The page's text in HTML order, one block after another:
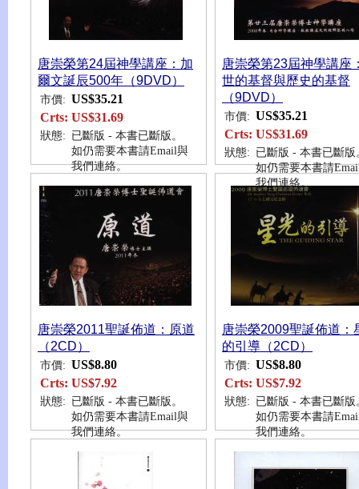
唐崇榮第24屆神學講座：加
爾文誕辰500年（9DVD）
市價: US$35.21
Crts: US$31.69
狀態: 已斷版 - 本書已斷版。
如仍需要本書請Email與
我們連絡。
唐崇榮第23屆神學講座
世的基督與歷史的基督
（9DVD）
市價: US$35.21
Crts: US$31.69
狀態: 已斷版 - 本書已斷版
如仍需要本書請
我們連絡。
唐崇榮2011聖誕佈道：原道
（2CD）
市價: US$8.80
Crts: US$7.92
狀態: 已斷版 - 本書已斷版。
如仍需要本書請Email與
我們連絡。
唐崇榮2009聖誕佈道：
的引導（2CD）
市價: US$8.80
Crts: US$7.92
狀態: 已斷版 - 本書已斷版
如仍需要本書請
我們連絡。